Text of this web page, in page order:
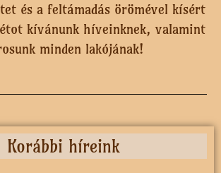
és a feltámadás örömével kísért
kívánunk híveinknek, valamint
minden lakójának!
Korábbi híreink